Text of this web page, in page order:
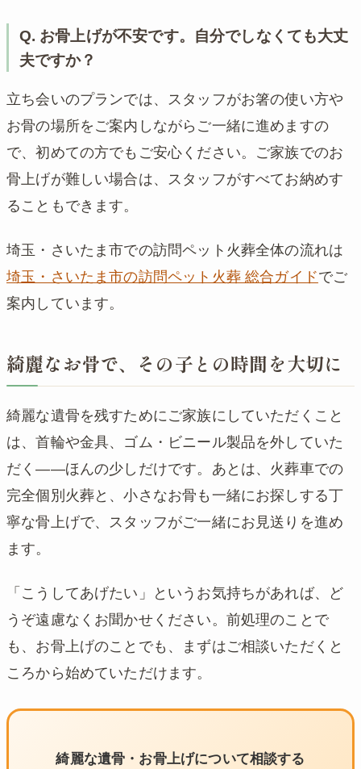
Q. お骨上げが不安です。自分でしなくても大丈
夫ですか？
立ち会いのプランでは、スタッフがお箸の使い方や
お骨の場所をご案内しながらご一緒に進めますの
で、初めての方でもご安心ください。ご家族でのお
骨上げが難しい場合は、スタッフがすべてお納めす
ることもできます。
埼玉・さいたま市での訪問ペット火葬全体の流れは
埼玉・さいたま市の訪問ペット火葬 総合ガイドでご
案内しています。
綺麗なお骨で、その子との時間を大切に
綺麗な遺骨を残すためにご家族にしていただくこと
は、首輪や金具、ゴム・ビニール製品を外していた
だく——ほんの少しだけです。あとは、火葬車での
完全個別火葬と、小さなお骨も一緒にお探しする丁
寧な骨上げで、スタッフがご一緒にお見送りを進め
ます。
「こうしてあげたい」というお気持ちがあれば、ど
うぞ遠慮なくお聞かせください。前処理のことで
も、お骨上げのことでも、まずはご相談いただくと
ころから始めていただけます。
綺麗な遺骨・お骨上げについて相談する